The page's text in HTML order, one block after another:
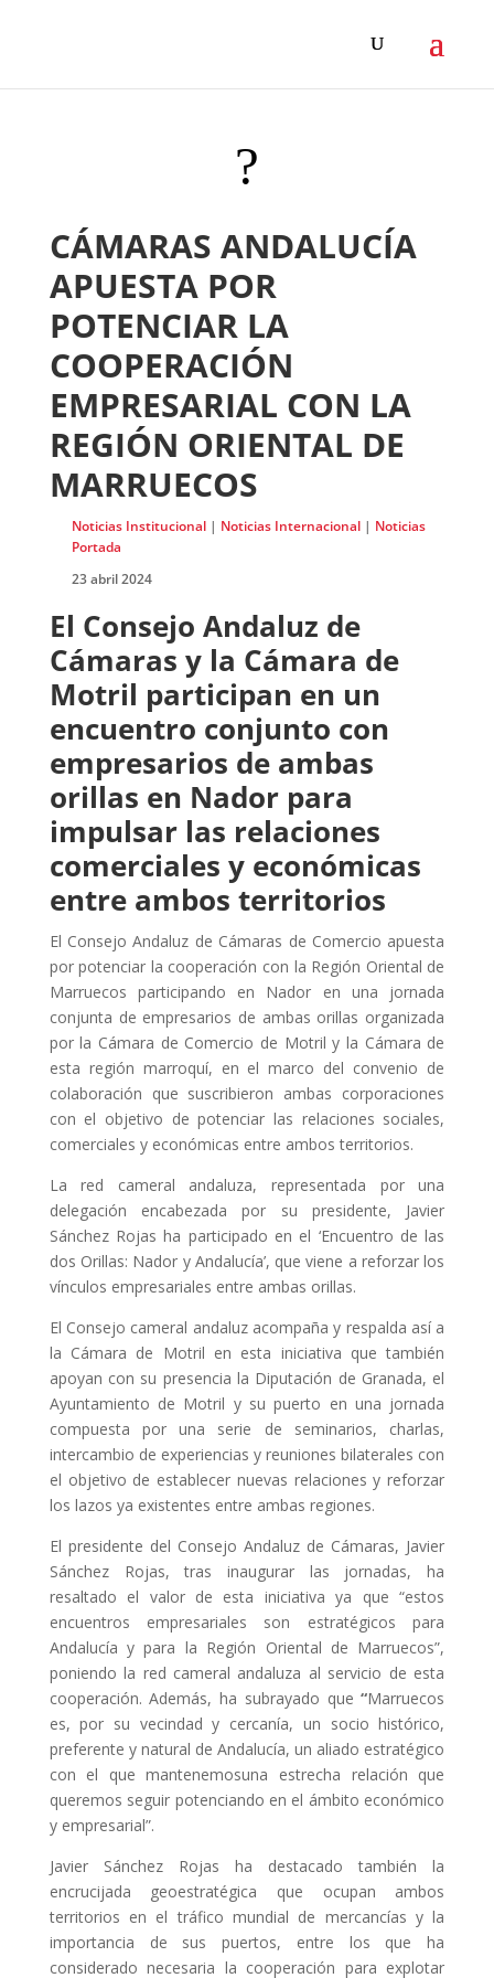
?
CÁMARAS ANDALUCÍA
APUESTA POR
POTENCIAR LA
COOPERACIÓN
EMPRESARIAL CON LA
REGIÓN ORIENTAL DE
MARRUECOS
Noticias Institucional| Noticias Internacional| Noticias
Portada
23 abril 2024
El Consejo Andaluz de
Cámaras y la Cámara de
Motril participan en un
encuentro conjunto con
empresarios de ambas
orillas en Nador para
impulsar las relaciones
comerciales y económicas
entre ambos territorios
El Consejo Andaluz de Cámaras de Comercio apuesta
por potenciar la cooperación con la Región Oriental de
Marruecos participando en Nador en una jornada
conjunta de empresarios de ambas orillas organizada
por la Cámara de Comercio de Motril y la Cámara de
esta región marroquí, en el marco del convenio de
colaboración que suscribieron ambas corporaciones
con el objetivo de potenciar las relaciones sociales,
comerciales y económicas entre ambos territorios.
La red cameral andaluza, representada por una
delegación encabezada por su presidente, Javier
Sánchez Rojas ha participado en el ‘Encuentro de las
dos Orillas: Nador y Andalucía’, que viene a reforzar los
vínculos empresariales entre ambas orillas.
El Consejo cameral andaluz acompaña y respalda así a
la Cámara de Motril en esta iniciativa que también
apoyan con su presencia la Diputación de Granada, el
Ayuntamiento de Motril y su puerto en una jornada
compuesta por una serie de seminarios, charlas,
intercambio de experiencias y reuniones bilaterales con
el objetivo de establecer nuevas relaciones y reforzar
los lazos ya existentes entre ambas regiones.
El presidente del Consejo Andaluz de Cámaras, Javier
Sánchez Rojas, tras inaugurar las jornadas, ha
resaltado el valor de esta iniciativa ya que “estos
encuentros empresariales son estratégicos para
Andalucía y para la Región Oriental de Marruecos”,
poniendo la red cameral andaluza al servicio de esta
cooperación. Además, ha subrayado que “Marruecos
es, por su vecindad y cercanía, un socio histórico,
preferente y natural de Andalucía, un aliado estratégico
con el que mantenemosuna estrecha relación que
queremos seguir potenciando en el ámbito económico
y empresarial”.
Javier Sánchez Rojas ha destacado también la
encrucijada geoestratégica que ocupan ambos
territorios en el tráfico mundial de mercancías y la
importancia de sus puertos, entre los que ha
considerado necesaria la cooperación para explotar